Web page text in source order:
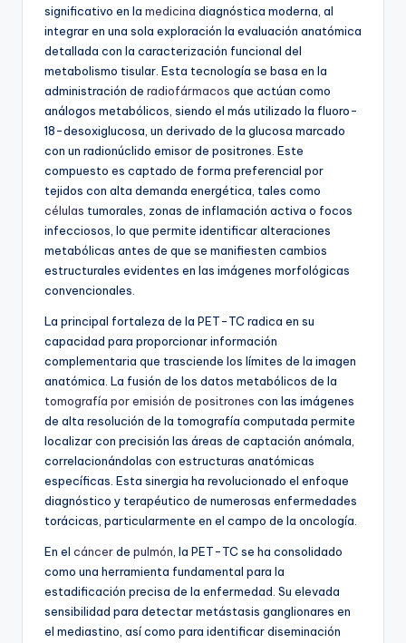
significativo en la medicina diagnóstica moderna, al
integrar en una sola exploración la evaluación anatómica
detallada con la caracterización funcional del
metabolismo tisular. Esta tecnología se basa en la
administración de radiofármacos que actúan como
análogos metabólicos, siendo el más utilizado la fluoro-
18-desoxiglucosa, un derivado de la glucosa marcado
con un radionúclido emisor de positrones. Este
compuesto es captado de forma preferencial por
tejidos con alta demanda energética, tales como
células tumorales, zonas de inflamación activa o focos
infecciosos, lo que permite identificar alteraciones
metabólicas antes de que se manifiesten cambios
estructurales evidentes en las imágenes morfológicas
convencionales.
La principal fortaleza de la PET-TC radica en su
capacidad para proporcionar información
complementaria que trasciende los límites de la imagen
anatómica. La fusión de los datos metabólicos de la
tomografía por emisión de positrones con las imágenes
de alta resolución de la tomografía computada permite
localizar con precisión las áreas de captación anómala,
correlacionándolas con estructuras anatómicas
específicas. Esta sinergia ha revolucionado el enfoque
diagnóstico y terapéutico de numerosas enfermedades
torácicas, particularmente en el campo de la oncología.
En el cáncerde pulmón, la PET-TC se ha consolidado
como una herramienta fundamental para la
estadificación precisa de la enfermedad. Su elevada
sensibilidad para detectar metástasis ganglionares en
el mediastino, así como para identificar diseminación